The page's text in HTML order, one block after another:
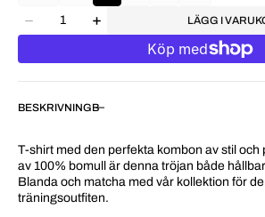
LÄGG I
BESKRIVNING
T-shirt med den perfekta kombon av stil och
av 100% bomull är denna tröjan både
Blanda och matcha med vår kollektion för
träningsoutfiten.